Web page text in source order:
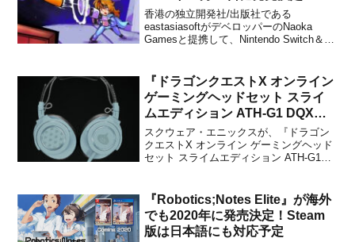
香港の独立開発社/出版社である
eastasiasoftがデベロッパーのNaoka
Gamesと提携して、Nintendo Switch＆
月25日に発売することをアナウンスし...
『ドラゴンクエストX オンライン
ゲーミングヘッドセット スライ
ムエディション ATH-G1 DQX
S』が予約開始！
スクウェア・エニックスが、『ドラゴン
クエストX オンライン ゲーミングヘッド
セット スライムエディション ATH-G1
で、e-STOREにて予約受付も開始となり
ます。【スクウェア・エニック...
『Robotics;Notes Elite』が海外
でも2020年に発売決定！Steam
版は日本語にも対応予定